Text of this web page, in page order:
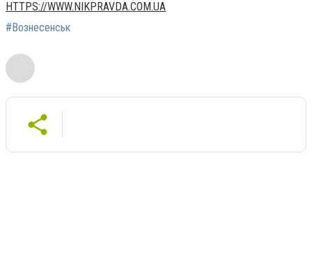
HTTPS://WWW.NIKPRAVDA.COM.UA
#Вознесенськ